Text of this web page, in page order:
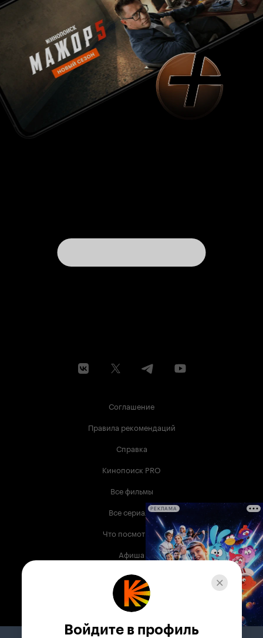
Соглашение
Правила рекомендаций
Справка
Кинопоиск PRO
Все фильмы
Все сериалы
Что посмотреть
Афиша
Музыка
Телепрограмма
РЕКЛАМА
Войдите в профиль